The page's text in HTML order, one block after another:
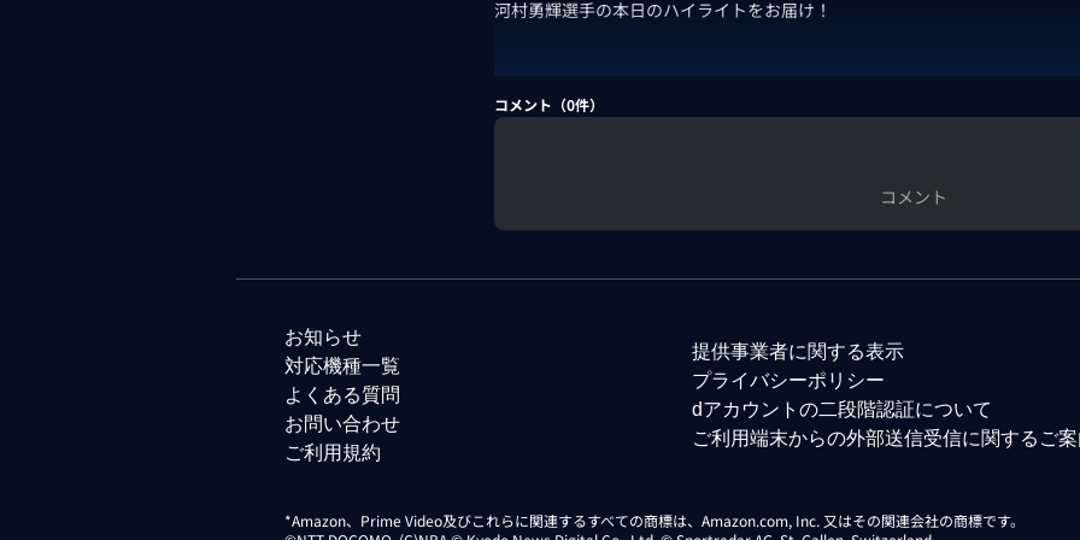
河村勇輝選手の本日のハイライトをお届け！
コメント（0件）
コメント
お知らせ
対応機種一覧
よくある質問
お問い合わせ
ご利用規約
提供事業者に関する表示
プライバシーポリシー
dアカウントの二段階認証について
ご利用端末からの外部送信受信に関するご案
*Amazon、Prime Video及びこれらに関連するすべての商標は、Amazon.com, Inc. 又はその関連会社の商標です。